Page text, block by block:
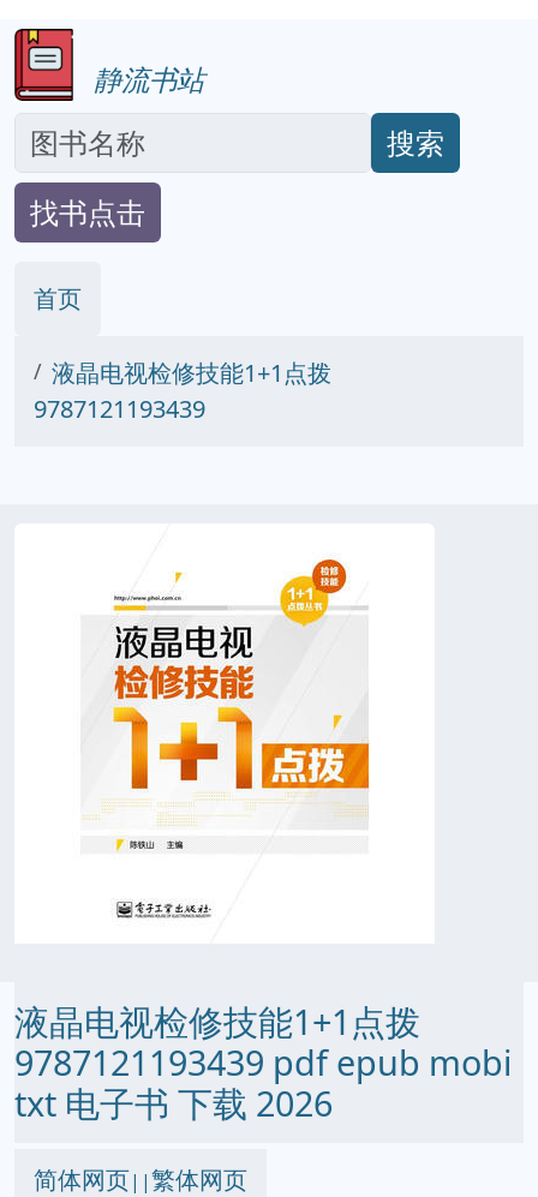
静流书站
搜索
找书点击
首页
液晶电视检修技能1+1点拨
9787121193439
液晶电视检修技能1+1点拨
9787121193439 pdf epub mobi
txt 电子书 下载 2026
简体网页||繁体网页